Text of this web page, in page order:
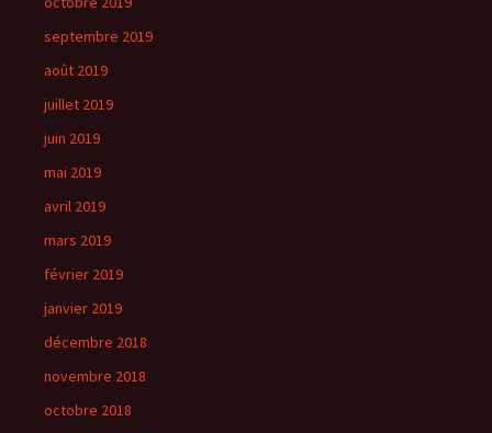
septembre 2019
août 2019
juillet 2019
juin 2019
mai 2019
avril 2019
mars 2019
février 2019
janvier 2019
décembre 2018
novembre 2018
octobre 2018